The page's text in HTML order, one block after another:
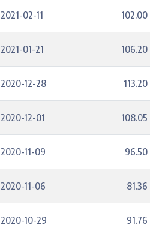
2021-02-11 102.00
2021-01-21 106.20
2020-12-28 113.20
2020-12-01 108.05
2020-11-09 96.50
2020-11-06 81.36
2020-10-29 91.76